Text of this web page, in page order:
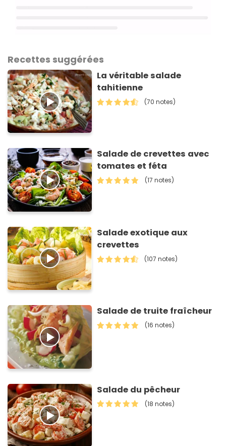
Recettes suggérées
La véritable salade
tahitienne
(70 notes)
Salade de crevettes avec
tomates et féta
(17 notes)
Salade exotique aux
crevettes
(107 notes)
Salade de truite fraîcheur
(16 notes)
Salade du pêcheur
(18 notes)